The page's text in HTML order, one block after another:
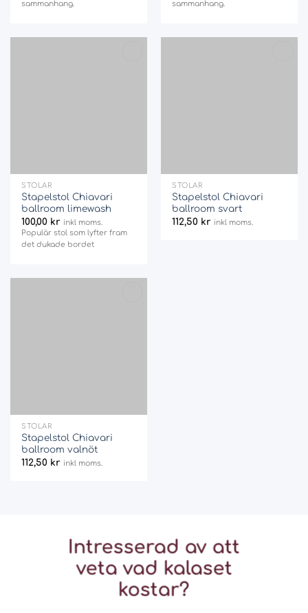
sammanhang.
sammanhang.
STOLAR
Stapelstol Chiavari
ballroom limewash
100,00 kr inkl moms.
Populär stol som lyfter fram
det dukade bordet
STOLAR
Stapelstol Chiavari
ballroom svart
112,50 kr inkl moms.
STOLAR
Stapelstol Chiavari
ballroom valnöt
112,50 kr inkl moms.
Intresserad av att
veta vad kalaset
kostar?